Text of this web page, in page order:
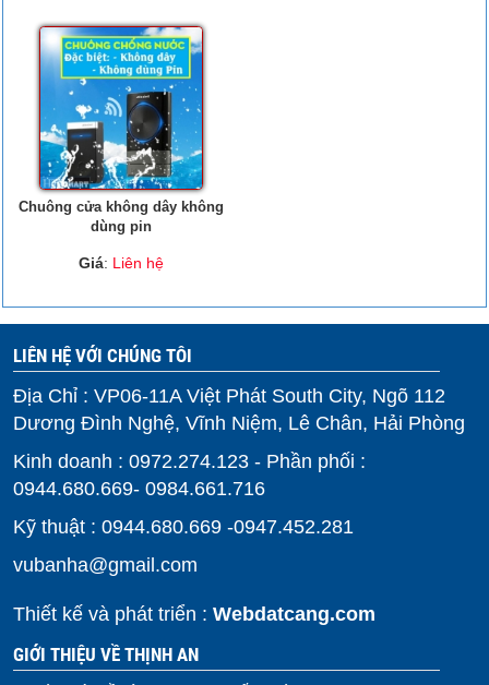
Chuông cửa không dây không
dùng pin
Giá: Liên hệ
LIÊN HỆ VỚI CHÚNG TÔI
Địa Chỉ : VP06-11A Việt Phát South City, Ngõ 112
Dương Đình Nghệ, Vĩnh Niệm, Lê Chân, Hải Phòng
Kinh doanh : 0972.274.123 - Phần phối :
0944.680.669- 0984.661.716
Kỹ thuật : 0944.680.669 -0947.452.281
vubanha@gmail.com
Thiết kế và phát triển : Webdatcang.com
GIỚI THIỆU VỀ THỊNH AN